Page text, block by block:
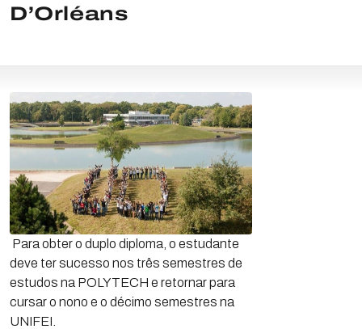
D’Orléans
Para obter o duplo diploma, o estudante
deve ter sucesso nos três semestres de
estudos na POLYTECH e retornar para
cursar o nono e o décimo semestres na
UNIFEI.